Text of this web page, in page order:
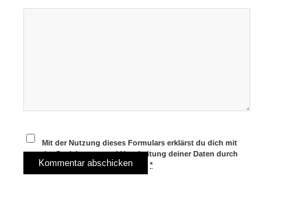
Mit der Nutzung dieses Formulars erklärst du dich mit
der Speicherung und Verarbeitung deiner Daten durch
diese Website einverstanden.*